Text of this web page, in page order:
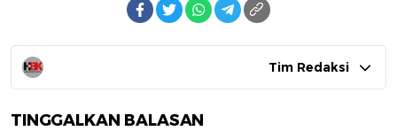
Tim Redaksi
TINGGALKAN BALASAN